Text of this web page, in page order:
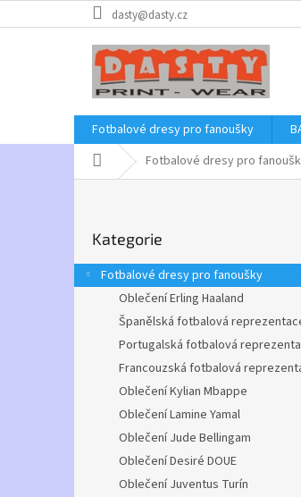
na
dasty@dasty.cz
Fotbalové dresy pro fanoušky
Domů Fotbalové dresy pro
r
a
kategorie
Kategorie
Fotbalové dresy pro fanoušky
Oblečení Erling Haaland
Španělská fotbalová
Portugalská fotbalová
Francouzská fotbalová
Oblečení Kylian Mbappe
Oblečení Lamine Yamal
Oblečení Jude Bellingam
Oblečení Desiré DOUE
Oblečení Juventus Turín